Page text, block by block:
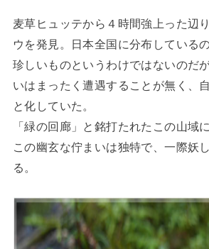
麦草ヒュッテから４時間強上った辺
ウを発見。日本全国に分布している
珍しいものというわけではないのだ
いはまったく遭遇することが無く、
と化していた。
「緑の回廊」と銘打たれたこの山域
この幽玄な佇まいは独特で、一際妖
る。